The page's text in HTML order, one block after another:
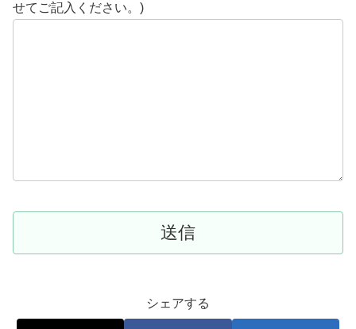
せてご記入ください。)
シェアする